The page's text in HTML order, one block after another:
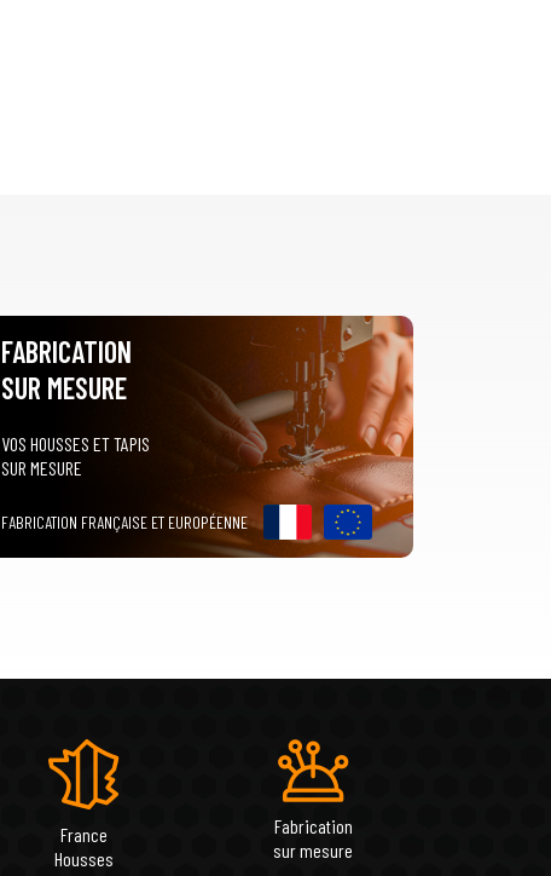
FABRICATION
SUR MESURE
VOS HOUSSES ET TAPIS
SUR MESURE
FABRICATION FRANÇAISE ET EUROPÉENNE
France
Housses
Fabrication
sur mesure